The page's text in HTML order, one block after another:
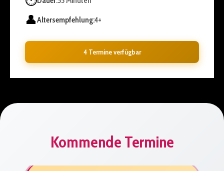
👤Altersempfehlung:4+
4 Termine verfügbar
Kommende Termine